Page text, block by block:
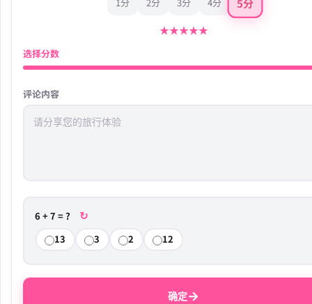
1分 2分 3分 4分 5分
★★★★★
选择分数
评论内容
6 + 7 = ? ↻
13 3 2 12
确定→